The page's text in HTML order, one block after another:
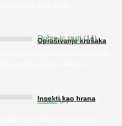
i korak dalje. Njihovo ...
Oprašivanje krušaka
se problem oprašivanja kukcima jer
medarice (Apis mellifera). ...
Insekti kao hrana
život 9 milijardi stanovnika
Dobro je znati(14)
Ostalo(5)